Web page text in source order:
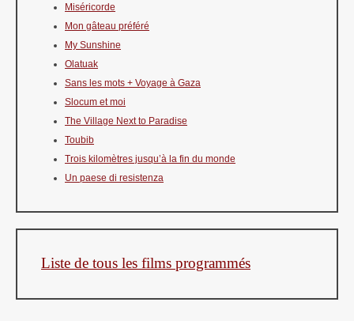
Miséricorde
Mon gâteau préféré
My Sunshine
Olatuak
Sans les mots + Voyage à Gaza
Slocum et moi
The Village Next to Paradise
Toubib
Trois kilomètres jusqu’à la fin du monde
Un paese di resistenza
Liste de tous les films programmés